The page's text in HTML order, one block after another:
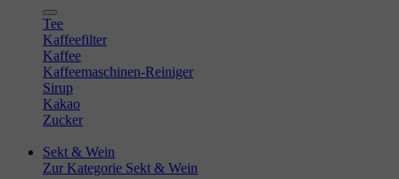
Tee
Kaffeefilter
Kaffee
Kaffeemaschinen-Reiniger
Sirup
Kakao
Zucker
Sekt & Wein
Zur Kategorie Sekt & Wein